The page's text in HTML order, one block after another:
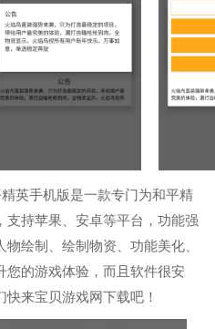
英手机版是一款专门为和平精
持苹果、安卓等平台，功能强
绘制、绘制物资、功能美化、
您的游戏体验，而且软件很安
来宝贝游戏网下载吧！